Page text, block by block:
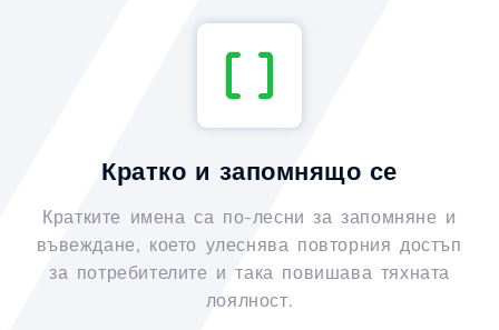
Кратко и запомнящо се
Кратките имена са по-лесни за запомняне и
въвеждане, което улеснява повторния достъп
за потребителите и така повишава тяхната
лоялност.